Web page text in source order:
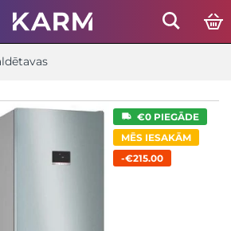
€0 PIEGĀDE
MĒS IESAKĀM
-€215.00